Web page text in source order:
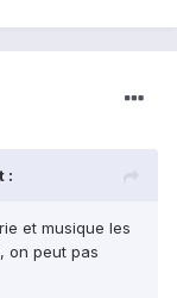
:
et musique les
on peut pas